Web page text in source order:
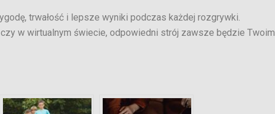
trwałość i lepsze wyniki podczas każdej rozgrywki.
w wirtualnym świecie, odpowiedni strój zawsze będzie Twoim